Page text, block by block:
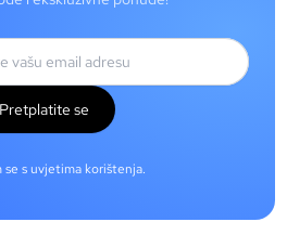
Pretplatite se
se s uvjetima korištenja.